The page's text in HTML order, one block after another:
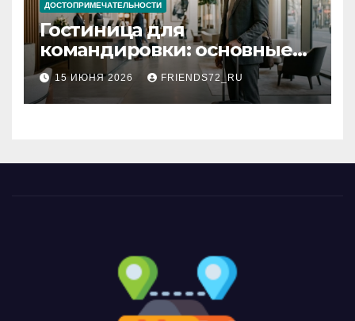
ДОСТОПРИМЕЧАТЕЛЬНОСТИ
Гостиница для
командировки: основные
критерии выбора
15 ИЮНЯ 2026 FRIENDS72_RU